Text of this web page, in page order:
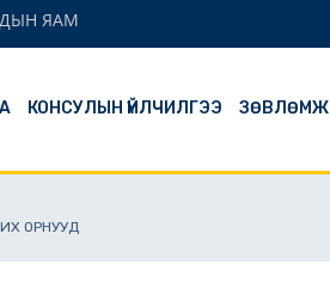
ЯАМ
КОНСУЛЫН ҮЙЛЧИЛГЭЭ ЗӨВЛӨМЖ
ОРНУУД